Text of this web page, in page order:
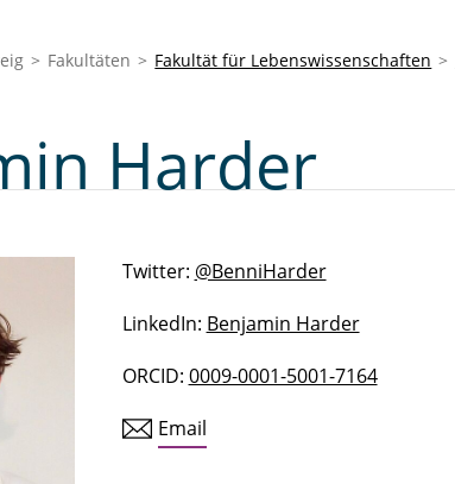
Fakultäten Fakultät für Lebenswissenschaften
Harder
Twitter: @BenniHarder
LinkedIn: Benjamin Harder
ORCID: 0009-0001-5001-7164
Email